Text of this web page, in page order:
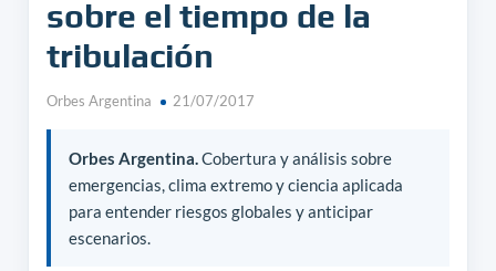
sobre el tiempo de la
tribulación
Orbes Argentina 21/07/2017
Orbes Argentina.Cobertura y análisis sobre
emergencias, clima extremo y ciencia aplicada
para entender riesgos globales y anticipar
escenarios.